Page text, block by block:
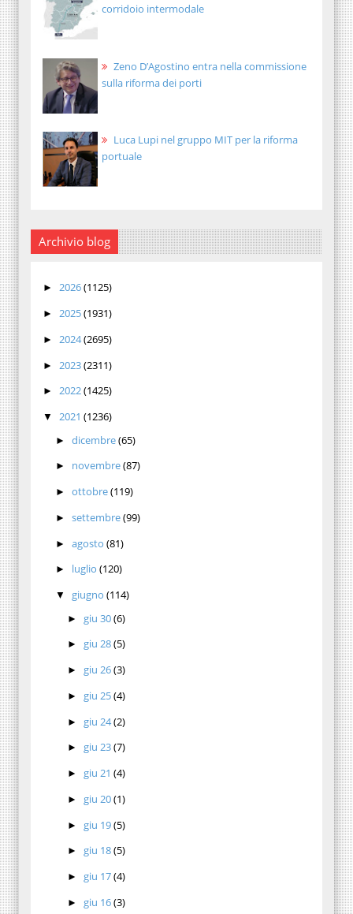
corridoio intermodale
Zeno D’Agostino entra nella commissione
sulla riforma dei porti
Luca Lupi nel gruppo MIT per la riforma
portuale
Archivio blog
► 2026(1125)
► 2025(1931)
► 2024(2695)
► 2023(2311)
► 2022(1425)
▼ 2021 (1236)
► dicembre(65)
► novembre(87)
► ottobre(119)
► settembre(99)
► agosto (81)
► luglio (120)
▼ giugno (114)
► giu 30(6)
► giu 28(5)
► giu 26(3)
► giu 25(4)
► giu 24(2)
► giu 23(7)
► giu 21(4)
► giu 20(1)
► giu 19(5)
► giu 18(5)
► giu 17(4)
► giu 16(3)